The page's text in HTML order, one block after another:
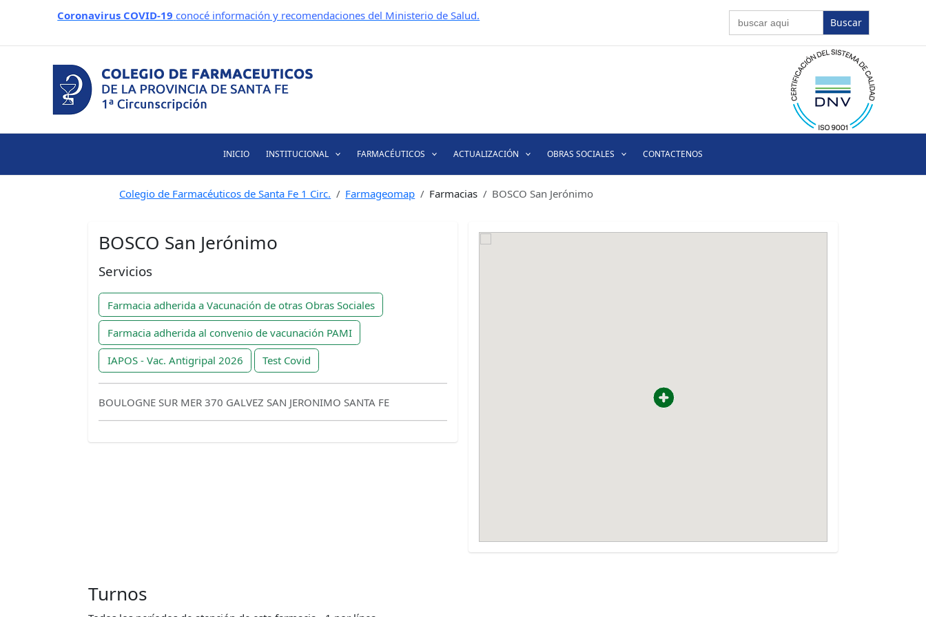
Coronavirus COVID-19 conocé información y recomendaciones del Ministerio de Salud. Buscar:
INICIO INSTITUCIONAL FARMACÉUTICOS ACTUALIZACIÓN OBRAS SOCIALES CONTACTENOS
Colegio de Farmacéuticos de Santa Fe 1 Circ. Farmageomap Farmacias BOSCO San Jerónimo
BOSCO San Jerónimo
Servicios
Farmacia adherida a Vacunación de otras Obras Sociales
Farmacia adherida al convenio de vacunación PAMI
IAPOS - Vac. Antigripal 2026 Test Covid
BOULOGNE SUR MER 370 GALVEZ SAN JERONIMO SANTA FE
Turnos